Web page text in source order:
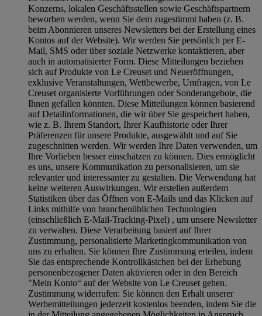
Konzerns, lokalen Geschäftsstellen sowie Geschäftspartnern
beworben werden, wenn Sie dem zugestimmt haben (z. B.
beim Abonnieren unseres Newsletters bei der Erstellung eines
Kontos auf der Website). Wir werden Sie persönlich per E-
Mail, SMS oder über soziale Netzwerke kontaktieren, aber
auch in automatisierter Form. Diese Mitteilungen beziehen
sich auf Produkte von Le Creuset und Neueröffnungen,
exklusive Veranstaltungen, Wettbewerbe, Umfragen, von Le
Creuset organisierte Vorführungen oder Sonderangebote, die
Ihnen gefallen könnten. Diese Mitteilungen können basierend
auf Detailinformationen, die wir über Sie gespeichert haben,
wie z. B. Ihrem Standort, Ihrer Kaufhistorie oder Ihrer
Präferenzen für unsere Produkte, ausgewählt und auf Sie
zugeschnitten werden. Wir werden Ihre Daten verwenden, um
Ihre Vorlieben besser einschätzen zu können. Dies ermöglicht
es uns, unsere Kommunikation zu personalisieren, um sie
relevanter und interessanter zu gestalten. Die Verwendung hat
keine weiteren Auswirkungen. Wir erstellen außerdem
Statistiken über das Öffnen von E-Mails und das Klicken auf
Links mithilfe von branchenüblichen Technologien
(einschließlich E-Mail-Tracking-Pixel) , um unsere Newsletter
zu verwalten. Diese Verarbeitung basiert auf Ihrer
Zustimmung, personalisierte Marketingkommunikation von
uns zu erhalten. Sie können Ihre Zustimmung erteilen, indem
Sie das entsprechende Kontrollkästchen bei der Erhebung
personenbezogener Daten aktivieren oder in den Bereich
"Mein Konto“ auf der Website von Le Creuset gehen.
Zustimmung widerrufen: Sie können den Erhalt unserer
Werbemitteilungen jederzeit kostenlos beenden, indem Sie die